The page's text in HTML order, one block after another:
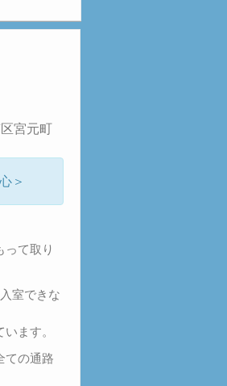
宮元町
＞
て取り
室できな
います。
ての通路